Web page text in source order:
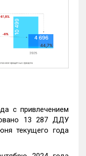
с привлечением
13 287 ДДУ
текущего года